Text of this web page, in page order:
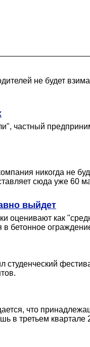
не будет
частный
никогда не
сюда уже 60
выйдет
как
в бетонное
что
в третьем квартале